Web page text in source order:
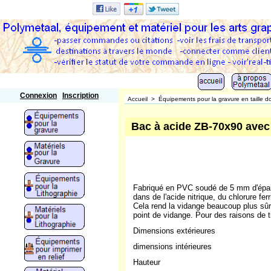
Connexion Inscription Accueil > Équipements pour la gravure en taille
Bac à acide ZB-70x90
Fabriqué en PVC soudé de 5 mm
dans de l'acide nitrique, du chlorure
Cela rend la vidange beaucoup plus
point de vidange. Pour des raisons de
Dimensions extérieures
dimensions intérieures
Hauteur